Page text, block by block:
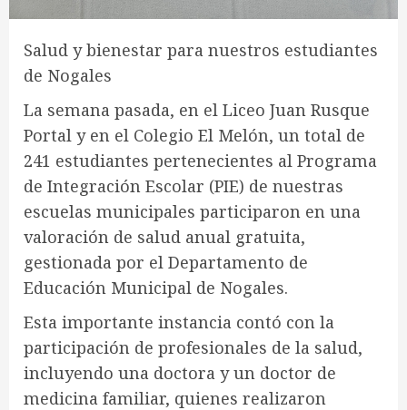
Salud y bienestar para nuestros estudiantes
de Nogales
La semana pasada, en el Liceo Juan Rusque
Portal y en el Colegio El Melón, un total de
241 estudiantes pertenecientes al Programa
de Integración Escolar (PIE) de nuestras
escuelas municipales participaron en una
valoración de salud anual gratuita,
gestionada por el Departamento de
Educación Municipal de Nogales.
Esta importante instancia contó con la
participación de profesionales de la salud,
incluyendo una doctora y un doctor de
medicina familiar, quienes realizaron